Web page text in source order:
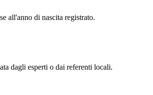
all'anno di nascita registrato.
dagli esperti o dai referenti locali.